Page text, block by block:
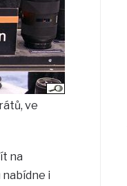
ve
na
i